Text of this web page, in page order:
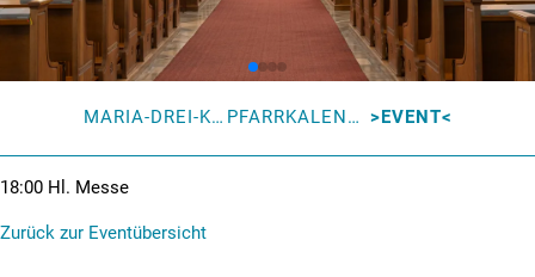
MARIA-DREI-KIRCHEN PFARRKALENDER EVENT
18:00 Hl. Messe
Zurück zur Eventübersicht